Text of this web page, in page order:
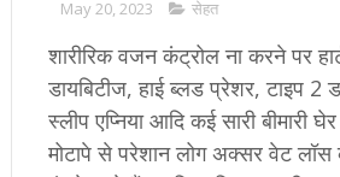
May 20, 2023 सेहत
शारीरिक वजन कंट्रोल ना करने पर
डायबिटीज, हाई ब्लड प्रेशर, टाइप 2
स्लीप एप्निया आदि कई सारी बीमारी
मोटापे से परेशान लोग अक्सर वेट लॉस